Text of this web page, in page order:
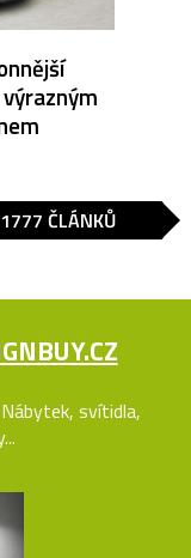
ČLÁNKŮ
svítidla,